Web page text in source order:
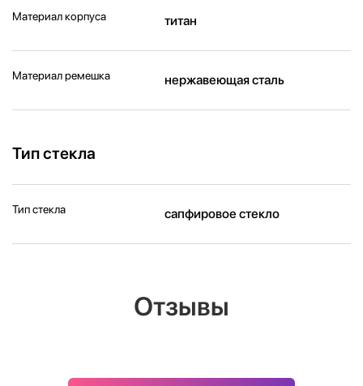
Материал корпуса титан
Материал ремешка нержавеющая сталь
Тип стекла
Тип стекла сапфировое стекло
Отзывы